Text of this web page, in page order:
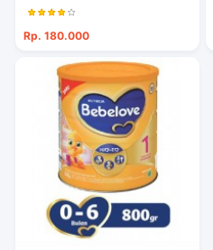
Rp. 180.000